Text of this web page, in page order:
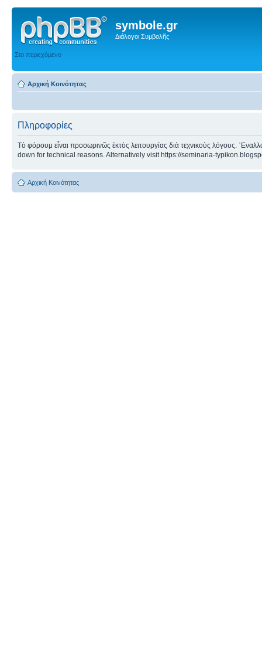
symbole.gr
Διάλογοι Συμβολῆς
Στο περιεχόμενο
Αρχική Κοινότητας
Πληροφορίες
Τὸ φόρουμ εἶναι προσωρινῶς ἐκτὸς λειτουργίας διὰ τεχνικοὺς λόγους.
down for technical reasons. Alternatively visit https://seminaria-
Αρχική Κοινότητας